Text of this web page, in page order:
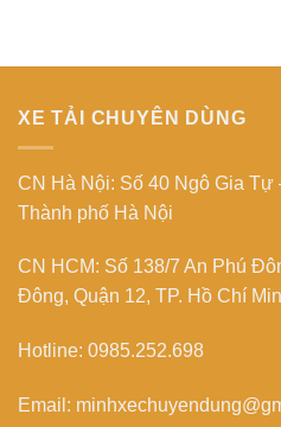
XE TẢI CHUYÊN DÙNG
CN Hà Nội: Số 40 Ngô Gia
Thành phố Hà Nội
CN HCM: Số 138/7 An Phú
Đông, Quận 12, TP. Hồ Chí
Hotline: 0985.252.698
Email: